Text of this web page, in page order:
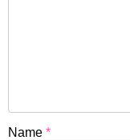
Name *